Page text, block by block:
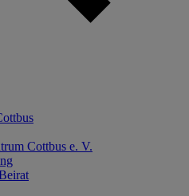
Cottbus e. V.